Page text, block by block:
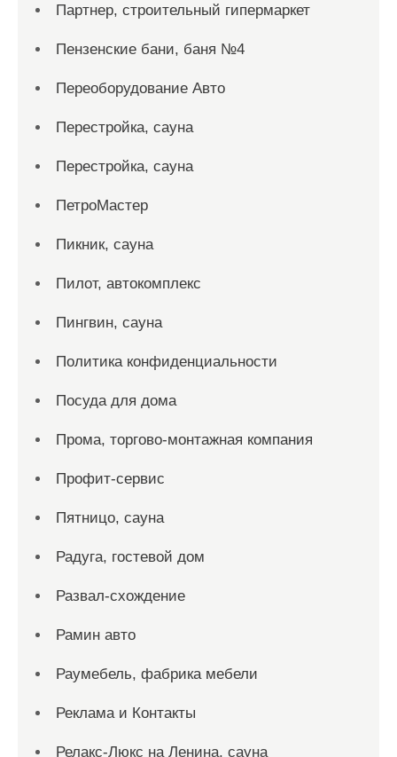
Партнер, строительный гипермаркет
Пензенские бани, баня №4
Переоборудование Авто
Перестройка, сауна
Перестройка, сауна
ПетроМастер
Пикник, сауна
Пилот, автокомплекс
Пингвин, сауна
Политика конфиденциальности
Посуда для дома
Прома, торгово-монтажная компания
Профит-сервис
Пятницо, сауна
Радуга, гостевой дом
Развал-схождение
Рамин авто
Раумебель, фабрика мебели
Реклама и Контакты
Релакс-Люкс на Ленина, сауна